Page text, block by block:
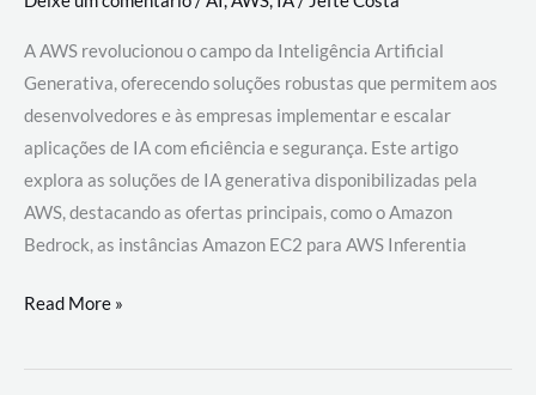
A AWS revolucionou o campo da Inteligência Artificial
Generativa, oferecendo soluções robustas que permitem aos
desenvolvedores e às empresas implementar e escalar
aplicações de IA com eficiência e segurança. Este artigo
explora as soluções de IA generativa disponibilizadas pela
AWS, destacando as ofertas principais, como o Amazon
Bedrock, as instâncias Amazon EC2 para AWS Inferentia
Utilizando
Soluções
Read More »